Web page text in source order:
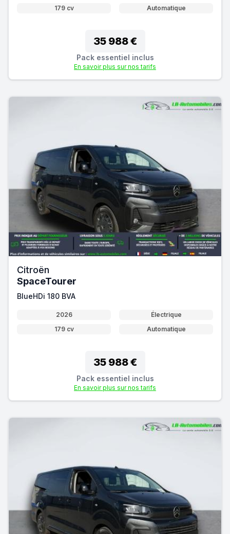
179 cv
Automatique
35 988 €
Pack essentiel inclus
En savoir plus sur nos tarifs
Citroën
SpaceTourer
BlueHDi 180 BVA
2026
Électrique
179 cv
Automatique
35 988 €
Pack essentiel inclus
En savoir plus sur nos tarifs